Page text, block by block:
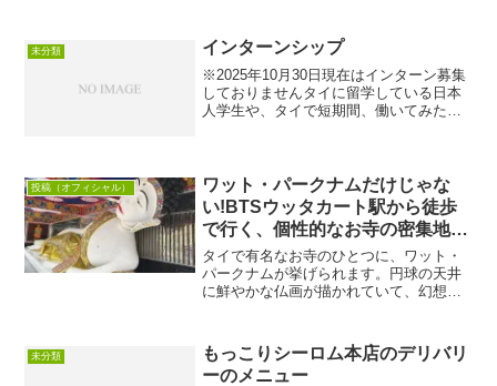
（Phra Chulachomklao Fort）にあるメー
ク...
未分類 インターンシップ
※2025年10月30日現在はインターン募集
しておりませんタイに留学している日本
人学生や、タイで短期間、働いてみたい
パー作成業務。生...
投稿（オフィシャル）
ワット・パークナムだけじゃな
い!BTSウッタカート駅から徒歩
で行く、個性的なお寺の密集地を
一気に巡る旅
タイで有名なお寺のひとつに、ワット・
パークナムが挙げられます。円球の天井
に鮮やかな仏画が描かれていて、幻想的
は、ほかにも個性的で、かつ歴史のある
お寺が密集しており、今回...
未分類
もっこりシーロム本店のデリバリ
ーのメニュー